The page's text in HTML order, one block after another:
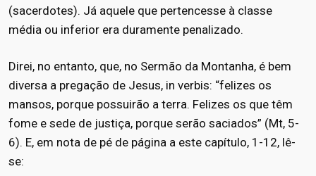
(sacerdotes). Já aquele que pertencesse à classe
média ou inferior era duramente penalizado.
Direi, no entanto, que, no Sermão da Montanha, é bem
diversa a pregação de Jesus, in verbis: “felizes os
mansos, porque possuirão a terra. Felizes os que têm
fome e sede de justiça, porque serão saciados” (Mt, 5-
6). E, em nota de pé de página a este capítulo, 1-12, lê-
se: